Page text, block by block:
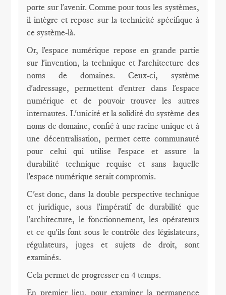
porte sur l'avenir. Comme pour tous les systèmes,
il intègre et repose sur la technicité spécifique à
ce système-là.
Or, l'espace numérique repose en grande partie
sur l'invention, la technique et l'architecture des
noms de domaines. Ceux-ci, système
d'adressage, permettent d'entrer dans l'espace
numérique et de pouvoir trouver les autres
internautes. L'unicité et la solidité du système des
noms de domaine, confié à une racine unique et à
une décentralisation, permet cette communauté
pour celui qui utilise l'espace et assure la
durabilité technique requise et sans laquelle
l'espace numérique serait compromis.
C'est donc, dans la double perspective technique
et juridique, sous l'impératif de durabilité que
l'architecture, le fonctionnement, les opérateurs
et ce qu'ils font sous le contrôle des législateurs,
régulateurs, juges et sujets de droit, sont
examinés.
Cela permet de progresser en 4 temps.
En premier lieu, pour examiner la permanence